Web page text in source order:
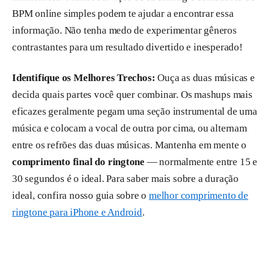
BPM online simples podem te ajudar a encontrar essa
informação. Não tenha medo de experimentar gêneros
contrastantes para um resultado divertido e inesperado!
Identifique os Melhores Trechos: Ouça as duas músicas e
decida quais partes você quer combinar. Os mashups mais
eficazes geralmente pegam uma seção instrumental de uma
música e colocam a vocal de outra por cima, ou alternam
entre os refrões das duas músicas. Mantenha em mente o
comprimento final do ringtone — normalmente entre 15 e
30 segundos é o ideal. Para saber mais sobre a duração
ideal, confira nosso guia sobre omelhor comprimento de
ringtone para iPhone e Android.